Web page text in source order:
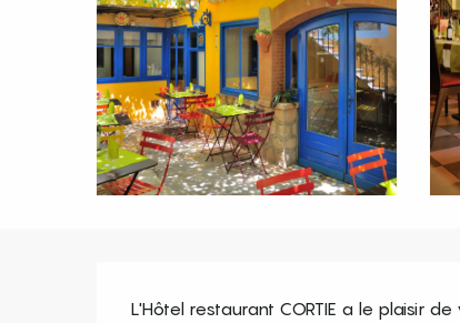
Description
L'Hôtel restaurant CORTIE a le plaisir